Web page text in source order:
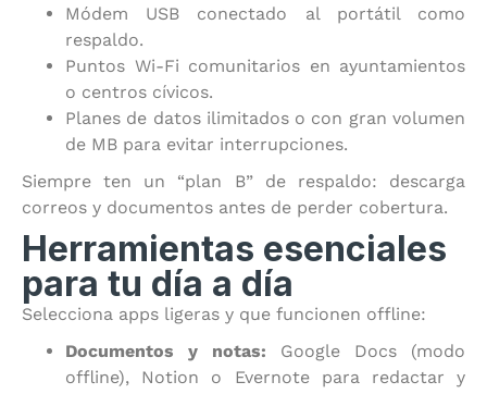
Módem USB conectado al portátil como
respaldo.
Puntos Wi-Fi comunitarios en ayuntamientos
o centros cívicos.
Planes de datos ilimitados o con gran volumen
de MB para evitar interrupciones.
Siempre ten un “plan B” de respaldo: descarga
correos y documentos antes de perder cobertura.
Herramientas esenciales
para tu día a día
Selecciona apps ligeras y que funcionen offline:
Documentos y notas: Google Docs (modo
offline), Notion o Evernote para redactar y